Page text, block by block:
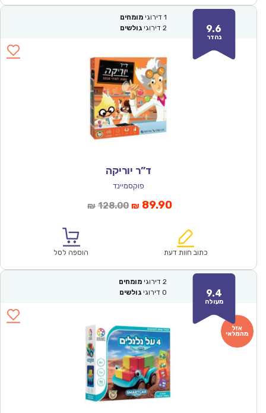
9.6
נהדר
1 דירוגי מומחים
2 דירוגי גולשים
ד”ר יוריקה
פוקסמיינד
₪ 128.00המחיר
₪128.00.
₪ 89.90המחיר
הוא:
כתוב חוות דעת הוספה לסל
9.4
מעולה
2 דירוגי מומחים
0 דירוגי גולשים